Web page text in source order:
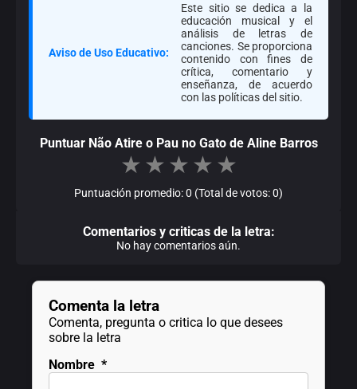
Aviso de Uso Educativo:
Este sitio se dedica a la
educación musical y el
análisis de letras de
canciones. Se proporciona
contenido con fines de
crítica, comentario y
enseñanza, de acuerdo
con las políticas del sitio.
Puntuar Não Atire o Pau no Gato de Aline Barros
★ ★ ★ ★ ★
Puntuación promedio: 0 (Total de votos: 0)
Comentarios y criticas de la letra:
No hay comentarios aún.
Comenta la letra
Comenta, pregunta o critica lo que desees
sobre la letra
Nombre *